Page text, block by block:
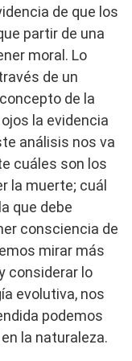
de que los
partir de una
moral. Lo
de un
de la
la evidencia
análisis nos va
cuáles son los
la muerte; cuál
que debe
consciencia de
mirar más
considerar lo
evolutiva, nos
podemos
la naturaleza.